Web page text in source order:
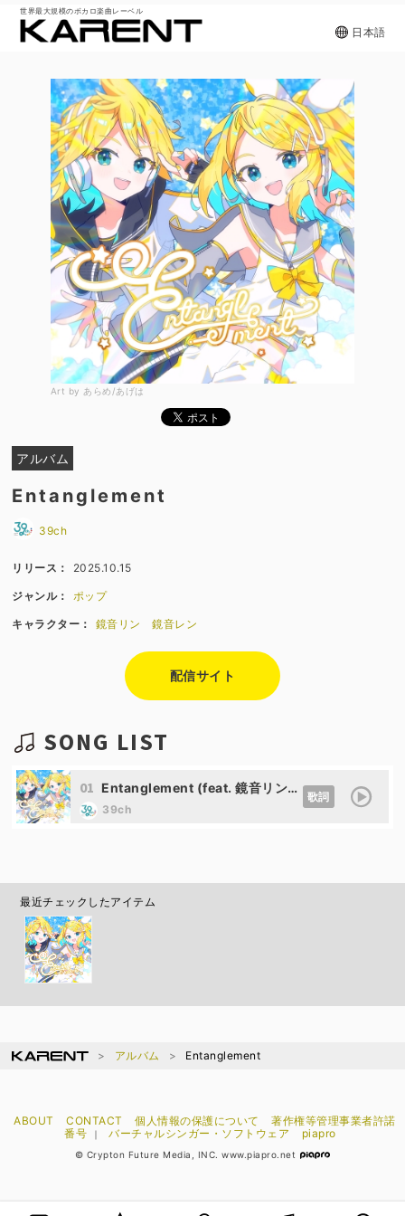
世界最大規模のボカロ楽曲レーベル
日本語
Art by あらめ/あげは
アルバム
Entanglement
39ch
リリース： 2025.10.15
ジャンル： ポップ
キャラクター： 鏡音リン 鏡音レン
配信サイト
SONG LIST
01 Entanglement (feat. 鏡音リン&鏡音レン)
39ch
歌詞
最近チェックしたアイテム
アルバム Entanglement
ABOUT CONTACT 個人情報の保護について
著作権等管理事業者許諾
番号
｜ バーチャルシンガー・ソフトウェア piapro
© Crypton Future Media, INC. www.piapro.net